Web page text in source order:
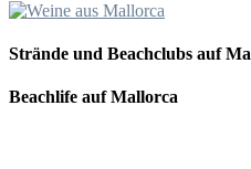
Strände und Beachclubs auf
Beachlife auf Mallorca